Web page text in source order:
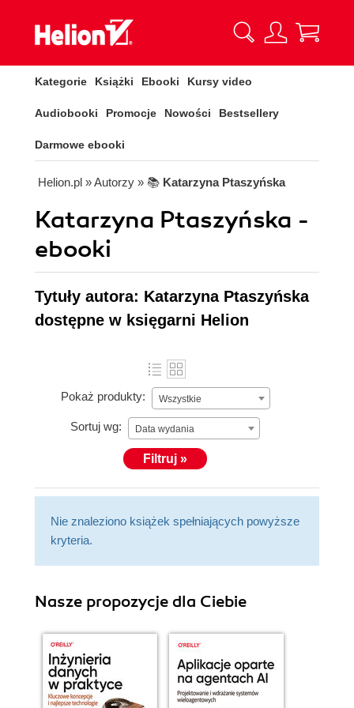
Kategorie Książki Ebooki Kursy video
Audiobooki Promocje Nowości Bestsellery
Darmowe ebooki
Helion.pl » Autorzy » 📚 Katarzyna Ptaszyńska
Katarzyna Ptaszyńska -
ebooki
Tytuły autora: Katarzyna Ptaszyńska
dostępne w księgarni Helion
Pokaż produkty: Wszystkie
Sortuj wg: Data wydania
Filtruj »
Nie znaleziono książek spełniających powyższe
kryteria.
Nasze propozycje dla Ciebie